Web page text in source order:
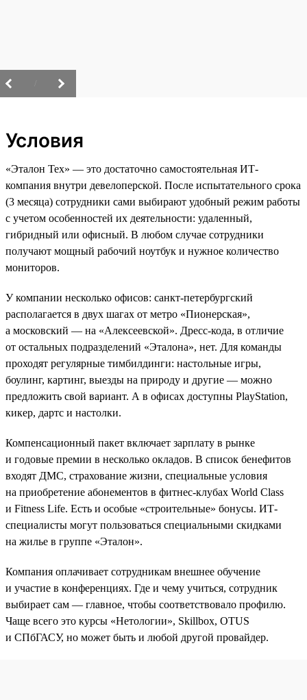
Условия
«Эталон Тех» — это достаточно самостоятельная ИТ-
компания внутри девелоперской. После испытательного срока
(3 месяца) сотрудники сами выбирают удобный режим работы
с учетом особенностей их деятельности: удаленный,
гибридный или офисный. В любом случае сотрудники
получают мощный рабочий ноутбук и нужное количество
мониторов.
У компании несколько офисов: санкт-петербургский
располагается в двух шагах от метро «Пионерская»,
а московский — на «Алексеевской». Дресс-кода, в отличие
от остальных подразделений «Эталона», нет. Для команды
проходят регулярные тимбилдинги: настольные игры,
боулинг, картинг, выезды на природу и другие — можно
предложить свой вариант. А в офисах доступны PlayStation,
кикер, дартс и настолки.
Компенсационный пакет включает зарплату в рынке
и годовые премии в несколько окладов. В список бенефитов
входят ДМС, страхование жизни, специальные условия
на приобретение абонементов в фитнес-клубах World Class
и Fitness Life. Есть и особые «строительные» бонусы. ИТ-
специалисты могут пользоваться специальными скидками
на жилье в группе «Эталон».
Компания оплачивает сотрудникам внешнее обучение
и участие в конференциях. Где и чему учиться, сотрудник
выбирает сам — главное, чтобы соответствовало профилю.
Чаще всего это курсы «Нетологии», Skillbox, OTUS
и СПбГАСУ, но может быть и любой другой провайдер.